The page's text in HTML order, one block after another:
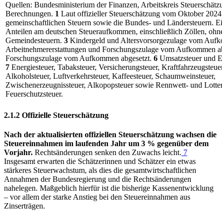
Quellen: Bundesministerium der Finanzen, Arbeitskreis
Berechnungen. 1 Laut offizieller Steuerschätzung vom Oktober
gemeinschaftlichen Steuern sowie die Bundes- und Ländersteuern.
Anteilen am deutschen Steueraufkommen, einschließlich Zöllen,
Gemeindesteuern. 3 Kindergeld und Altersvorsorgezulage vom
Arbeitnehmererstattungen und Forschungszulage vom Aufkommen
Forschungszulage vom Aufkommen abgesetzt. 6 Umsatzsteuer und
7 Energiesteuer, Tabaksteuer, Versicherungsteuer,
Alkoholsteuer, Luftverkehrsteuer, Kaffeesteuer, Schaumweinsteuer,
Zwischenerzeugnissteuer, Alkopopsteuer sowie Rennwett- und
Feuerschutzsteuer.
2.1.2 Offizielle Steuerschätzung
Nach der aktualisierten offiziellen Steuerschätzung wachsen die
Steuereinnahmen im laufenden Jahr um 3 % gegenüber dem
Vorjahr. Rechtsänderungen senken den Zuwachs leicht. 7
Insgesamt erwarten die Schätzerinnen und Schätzer ein etwas
stärkeres Steuerwachstum, als dies die gesamtwirtschaftlichen
Annahmen der Bundesregierung und die Rechtsänderungen
nahelegen. Maßgeblich hierfür ist die bisherige Kassenentwicklung
‒ vor allem der starke Anstieg bei den Steuereinnahmen aus
Zinserträgen.